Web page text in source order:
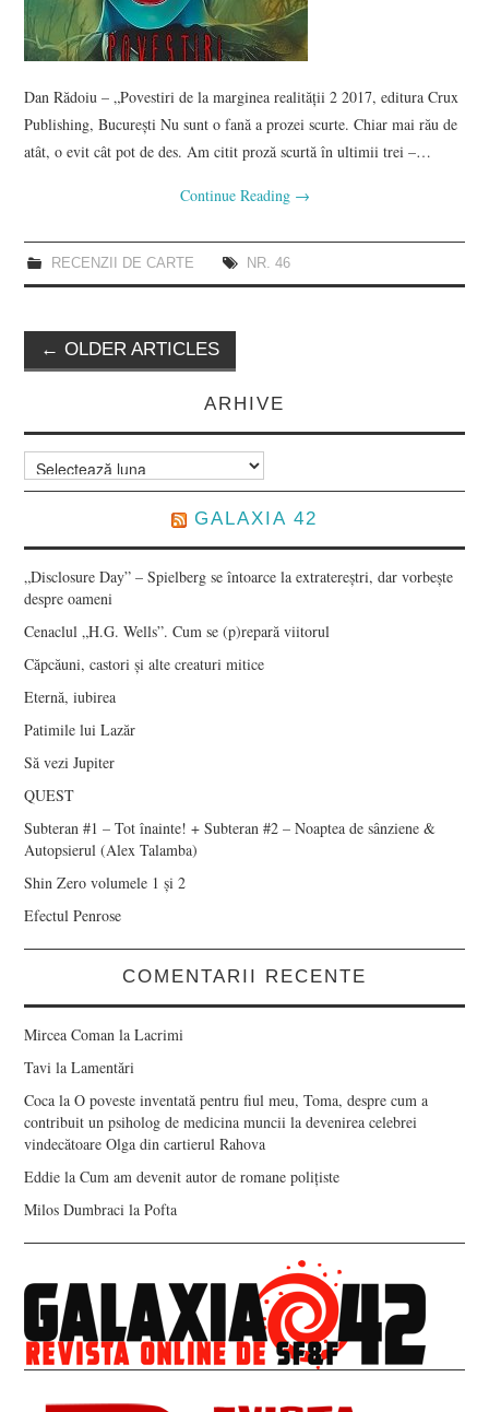
Dan Rădoiu – „Povestiri de la marginea realității 2 2017, editura Crux
Publishing, București Nu sunt o fană a prozei scurte. Chiar mai rău de
atât, o evit cât pot de des. Am citit proză scurtă în ultimii trei –…
Continue Reading →
RECENZII DE CARTE NR. 46
Post
navigation
← OLDER ARTICLES
ARHIVE
Arhive
GALAXIA 42
„Disclosure Day” – Spielberg se întoarce la extratereștri, dar vorbește
despre oameni
Cenaclul „H.G. Wells”. Cum se (p)repară viitorul
Căpcăuni, castori și alte creaturi mitice
Eternă, iubirea
Patimile lui Lazăr
Să vezi Jupiter
QUEST
Subteran #1 – Tot înainte! + Subteran #2 – Noaptea de sânziene &
Autopsierul (Alex Talamba)
Shin Zero volumele 1 și 2
Efectul Penrose
COMENTARII RECENTE
Mircea Coman laLacrimi
Tavi laLamentări
Coca laO poveste inventată pentru fiul meu, Toma, despre cum a
contribuit un psiholog de medicina muncii la devenirea celebrei
vindecătoare Olga din cartierul Rahova
Eddie laCum am devenit autor de romane polițiste
Milos Dumbraci laPofta